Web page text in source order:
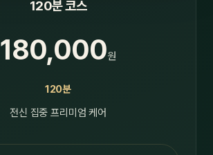
120분 코스
180,000원
120분
전신 집중 프리미엄 케어